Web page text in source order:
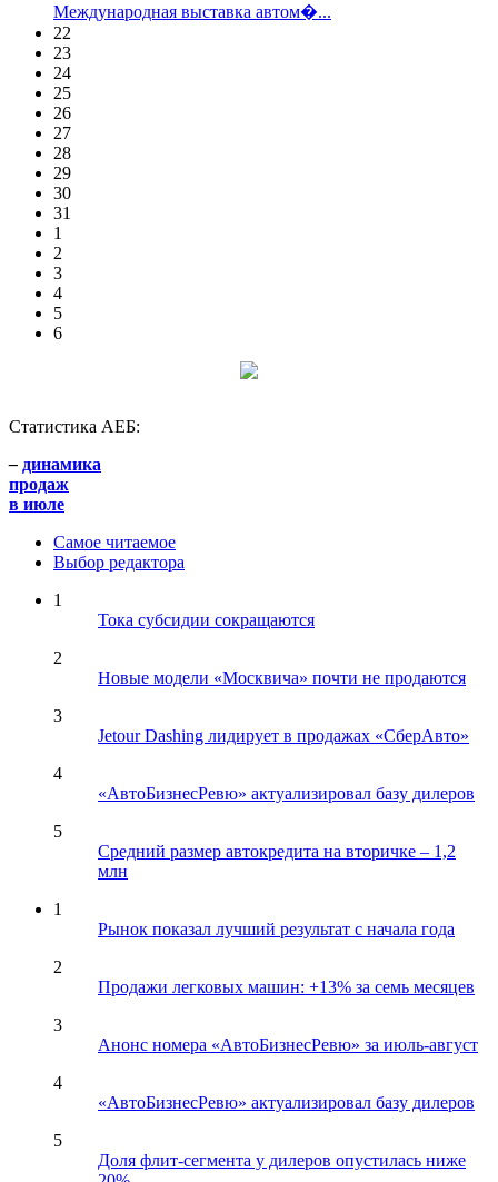
Международная выставка автом�...
22
23
24
25
26
27
28
29
30
31
1
2
3
4
5
6
Статистика АЕБ:
– динамика
продаж
в июле
Самое читаемое
Выбор редактора
1
Тока субсидии сокращаются
2
Новые модели «Москвича» почти не продаются
3
Jetour Dashing лидирует в продажах «СберАвто»
4
«АвтоБизнесРевю» актуализировал базу дилеров
5
Средний размер автокредита на вторичке – 1,2
млн
1
Рынок показал лучший результат с начала года
2
Продажи легковых машин: +13% за семь месяцев
3
Анонс номера «АвтоБизнесРевю» за июль-август
4
«АвтоБизнесРевю» актуализировал базу дилеров
5
Доля флит-сегмента у дилеров опустилась ниже